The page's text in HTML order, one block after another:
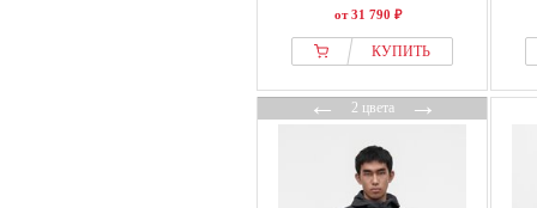
от 31 790 ₽
КУПИТЬ
←2 цвета→